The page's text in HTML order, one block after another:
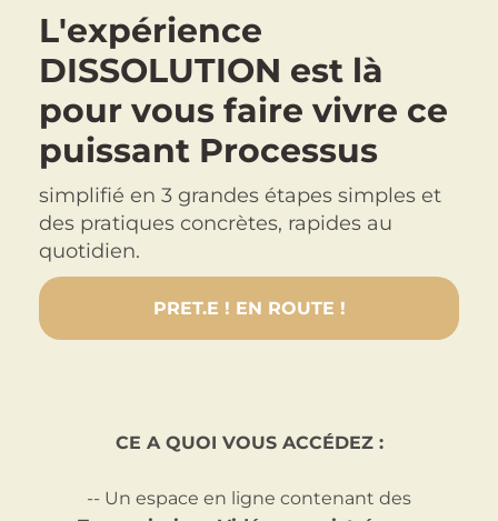
L'expérience
DISSOLUTION est là
pour vous faire vivre ce
puissant Processus
simplifié en 3 grandes étapes simples et
des pratiques concrètes, rapides au
quotidien.
PRET.E ! EN ROUTE !
CE A QUOI VOUS ACCÉDEZ :
-- Un espace en ligne contenant des